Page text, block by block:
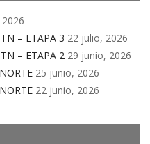
– ETAPA 3 22 julio, 2026
– ETAPA 2 29 junio, 2026
25 junio, 2026
22 junio, 2026